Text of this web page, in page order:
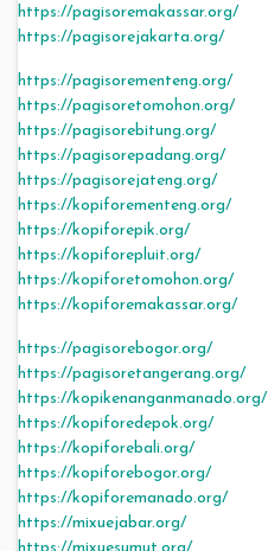
https://pagisoremakassar.org/
https://pagisorejakarta.org/
https://pagisorementeng.org/
https://pagisoretomohon.org/
https://pagisorebitung.org/
https://pagisorepadang.org/
https://pagisorejateng.org/
https://kopiforementeng.org/
https://kopiforepik.org/
https://kopiforepluit.org/
https://kopiforetomohon.org/
https://kopiforemakassar.org/
https://pagisorebogor.org/
https://pagisoretangerang.org/
https://kopikenanganmanado.org/
https://kopiforedepok.org/
https://kopiforebali.org/
https://kopiforebogor.org/
https://kopiforemanado.org/
https://mixuejabar.org/